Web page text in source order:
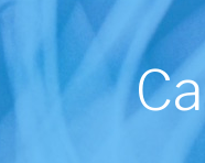
Obstetricia y Ginecología
Pediatría
Vacunación